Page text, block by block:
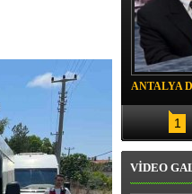
ANTALYA
DRON
1
VİDEO